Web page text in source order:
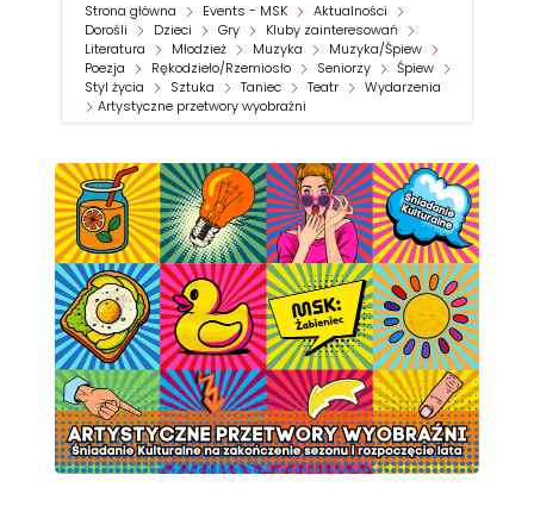
Strona główna Events - MSK
Aktualności
Dorośli
Dzieci Gry
Kluby zainteresowań
Literatura
Młodzież Muzyka
Muzyka/Śpiew
Poezja
Rękodzieło/Rzemiosło Seniorzy
Śpiew
Styl życia
Sztuka Taniec Teatr
Wydarzenia
Artystyczne przetwory wyobraźni